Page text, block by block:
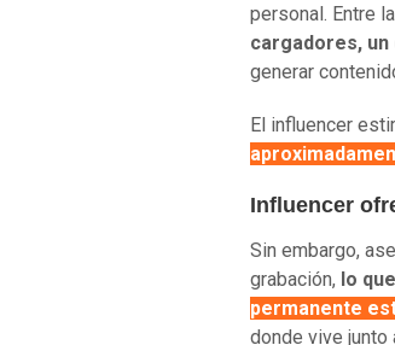
personal. Entre
cargadores,
generar
El influencer
Influencer
Sin embargo,
grabación, lo
permanente
donde vive junto